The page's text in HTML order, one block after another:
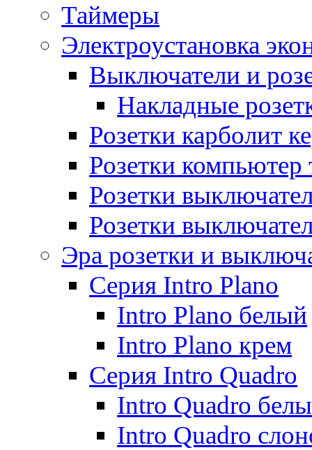
Таймеры
Электроустановка
Выключатели и
Накладные
Розетки карболит
Розетки компьютер
Розетки
Розетки
Эра розетки и
Серия Intro Plano
Intro Plano белый
Intro Plano крем
Серия Intro Quadro
Intro Quadro
Intro Quadro